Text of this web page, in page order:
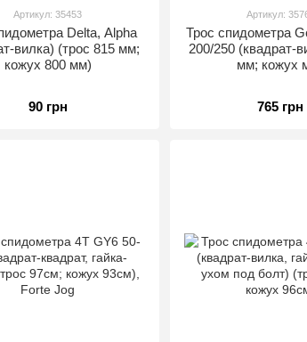
Артикул: 35453
Delta, Alpha
вилка) (трос 815 мм;
кожух 800 мм)
90 грн
Артикул:
Трос спидометра
200/250 (квадрат-
мм; кожух
765 грн